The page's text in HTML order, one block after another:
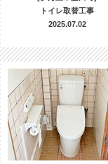
トイレ取替工事
2025.07.02